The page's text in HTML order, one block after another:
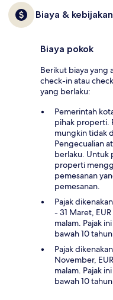
Biaya & kebijakan
Biaya pokok
Berikut biaya yang
check-in atau
yang berlaku:
Pemerintah
pihak properti.
mungkin tidak
Pengecualian
berlaku. Untuk
properti
pemesanan
pemesanan.
Pajak
- 31 Maret,
malam. Pajak
bawah 10
Pajak
November,
malam. Pajak
bawah 10